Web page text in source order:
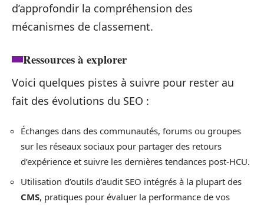
d’approfondir la compréhension des
mécanismes de classement.
Ressources à explorer
Voici quelques pistes à suivre pour rester au
fait des évolutions du SEO :
Échanges dans des communautés, forums ou groupes
sur les réseaux sociaux pour partager des retours
d’expérience et suivre les dernières tendances post-HCU.
Utilisation d’outils d’audit SEO intégrés à la plupart des
CMS, pratiques pour évaluer la performance de vos